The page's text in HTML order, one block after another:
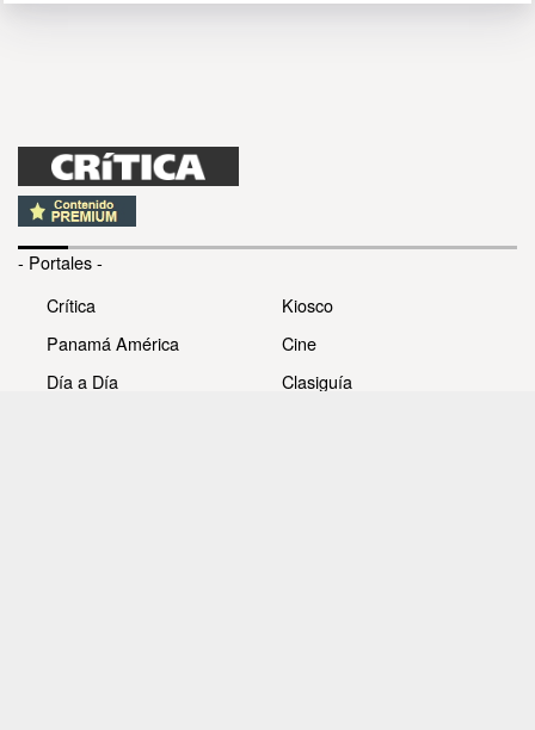
- Portales -
Crítica
Panamá América
Día a Día
Kiosco
Cine
Clasiguía